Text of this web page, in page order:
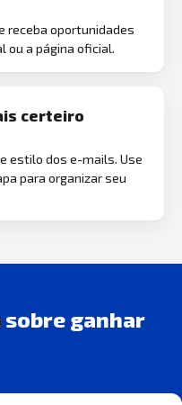
receba oportunidades
ou a página oficial.
certeiro
estilo dos e-mails. Use
para organizar seu
sobre ganhar